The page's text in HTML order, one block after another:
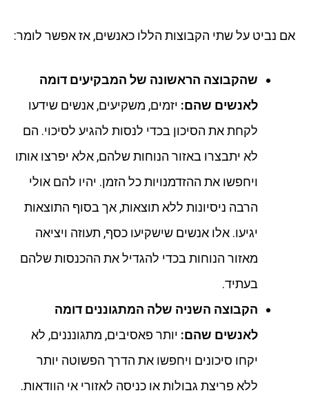
אם נביט על שתי הקבוצות הללו כאנשים, אז אפשר לומר:
שהקבוצה הראשונה של המבקיעים דומה
לאנשים שהם: יזמים, משקיעים, אנשים שידעו
לקחת את הסיכון בכדי לנסות להגיע לסיכוי. הם
לא יתבצרו באזור הנוחות שלהם, אלא יפרצו אותו
ויחפשו את ההזדמנויות כל הזמן. יהיו להם אולי
הרבה ניסיונות ללא תוצאות, אך בסוף התוצאות
יגיעו. אלו אנשים שישקיעו כסף, תעוזה ויציאה
מאזור הנוחות בכדי להגדיל את ההכנסות שלהם
בעתיד.
הקבוצה השניה שלה המתגוננים דומה
לאנשים שהם: יותר פאסיבים, מתגונננים, לא
יקחו סיכונים ויחפשו את הדרך הפשוטה יותר
ללא פריצת גבולות או כניסה לאזורי אי הוודאות.